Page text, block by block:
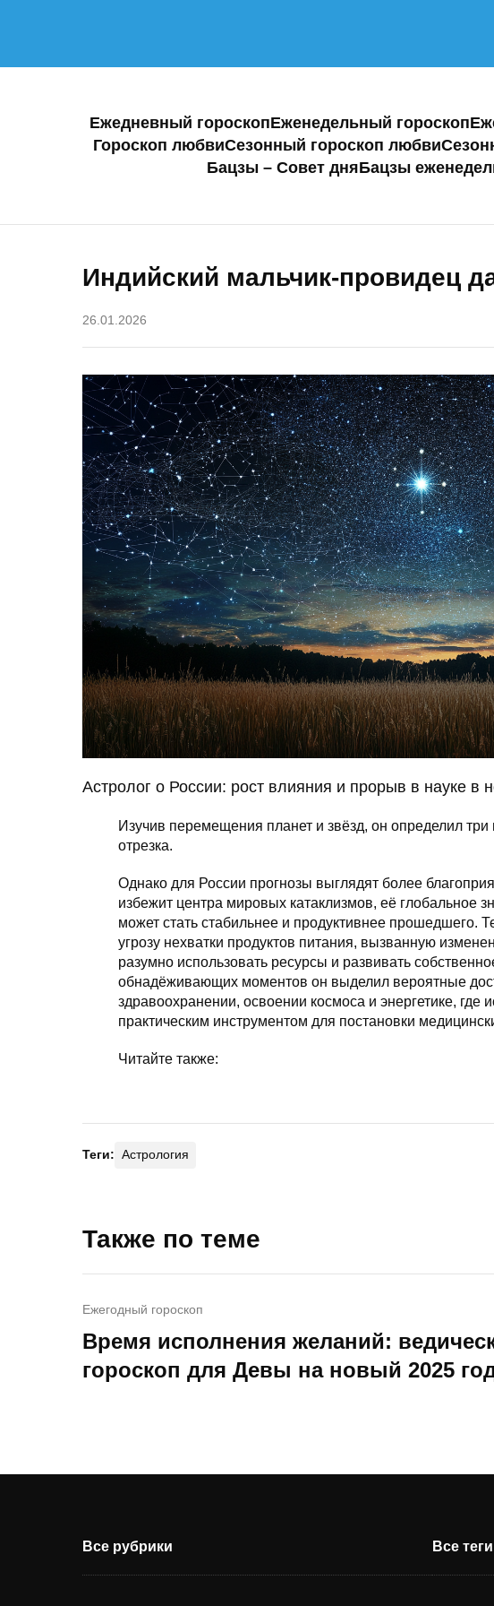
Ежедневный гороскопЕженедельный гороскоп
Гороскоп любвиСезонный гороскоп любви
Бацзы – Совет дняБацзы
Индийский мальчик-провидец
26.01.2026
Астролог о России: рост влияния и прорыв в науке в
Изучив перемещения планет и звёзд, он определил
отрезка.
Однако для России прогнозы выглядят более
избежит центра мировых катаклизмов, её глобальное
может стать стабильнее и продуктивнее прошедшего.
угрозу нехватки продуктов питания, вызванную
разумно использовать ресурсы и развивать
обнадёживающих моментов он выделил вероятные
здравоохранении, освоении космоса и энергетике, где
практическим инструментом для постановки
Читайте также:
Теги: Астрология
Также по теме
Ежегодный гороскоп
Время исполнения желаний:
гороскоп для Девы на новый 2025
Все рубрики Все теги